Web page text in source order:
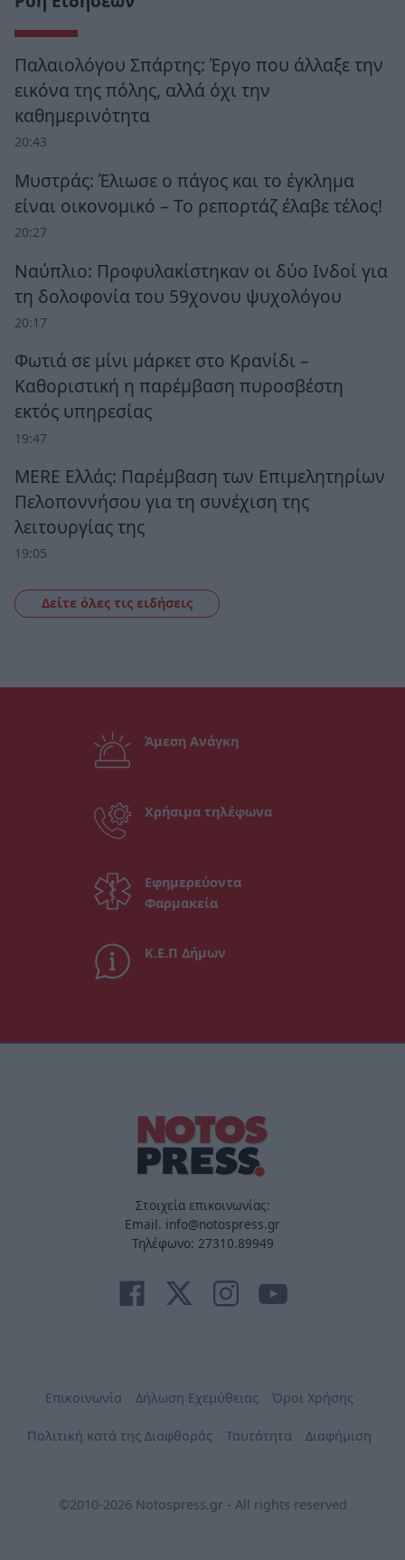
Παλαιολόγου Σπάρτης: Έργο που άλλαξε την
εικόνα της πόλης, αλλά όχι την
καθημερινότητα
20:43
Μυστράς: Έλιωσε ο πάγος και το έγκλημα
είναι οικονομικό – Το ρεπορτάζ έλαβε τέλος!
20:27
Ναύπλιο: Προφυλακίστηκαν οι δύο Ινδοί για
τη δολοφονία του 59χονου ψυχολόγου
20:17
Φωτιά σε μίνι μάρκετ στο Κρανίδι –
Καθοριστική η παρέμβαση πυροσβέστη
εκτός υπηρεσίας
19:47
MERE Ελλάς: Παρέμβαση των Επιμελητηρίων
Πελοποννήσου για τη συνέχιση της
λειτουργίας της
19:05
Δείτε όλες τις ειδήσεις
Άμεση Ανάγκη
Χρήσιμα τηλέφωνα
Εφημερεύοντα
Φαρμακεία
Κ.Ε.Π Δήμων
Στοιχεία επικοινωνίας:
Email. info@notospress.gr
Τηλέφωνο: 27310.89949
Επικοινωνία Δήλωση Εχεμύθειας Όροι Χρήσης
Πολιτική κατά της Διαφθοράς Ταυτότητα Διαφήμιση
©2010-2026 Notospress.gr - All rights reserved